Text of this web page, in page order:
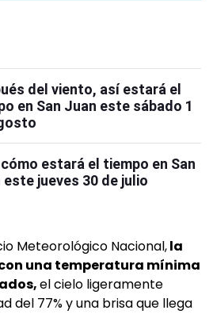
del viento, así estará el
en San Juan este sábado 1
estará el tiempo en San
este jueves 30 de julio
Meteorológico Nacional,la
una temperatura mínima
el cielo ligeramente
del 77% y una brisa que llega